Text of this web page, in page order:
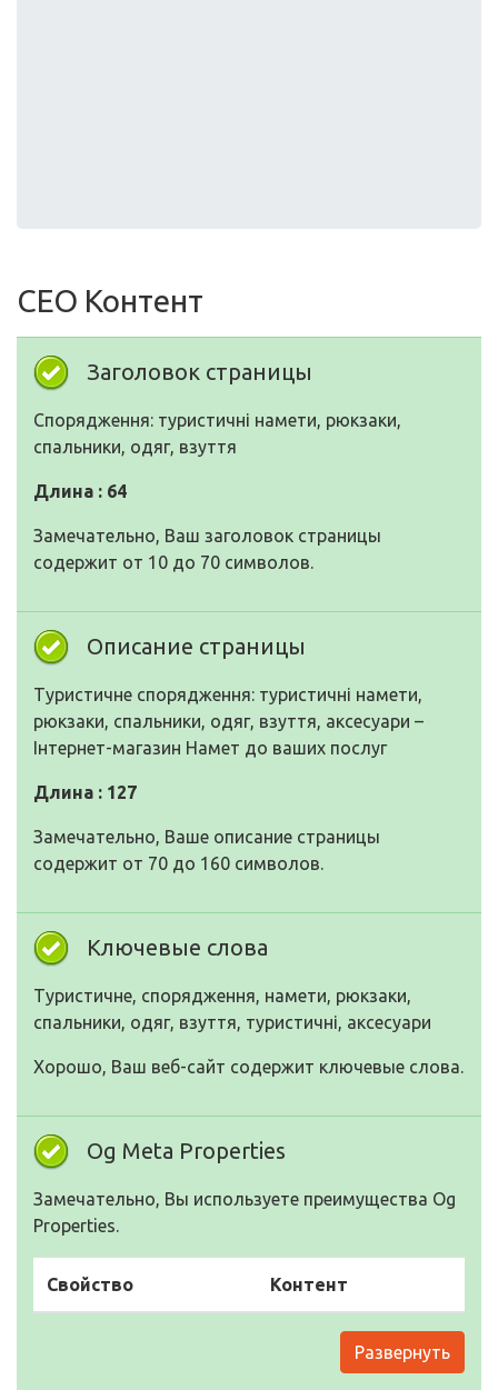
СЕО Контент
Заголовок страницы
Спорядження: туристичні намети, рюкзаки,
спальники, одяг, взуття
Длина : 64
Замечательно, Ваш заголовок страницы
содержит от 10 до 70 символов.
Описание страницы
Туристичне спорядження: туристичні намети,
рюкзаки, спальники, одяг, взуття, аксесуари –
Інтернет-магазин Намет до ваших послуг
Длина : 127
Замечательно, Ваше описание страницы
содержит от 70 до 160 символов.
Ключевые слова
Туристичне, спорядження, намети, рюкзаки,
спальники, одяг, взуття, туристичні, аксесуари
Хорошо, Ваш веб-сайт содержит ключевые слова.
Og Meta Properties
Замечательно, Вы используете преимущества Og
Properties.
Свойство Контент
Развернуть